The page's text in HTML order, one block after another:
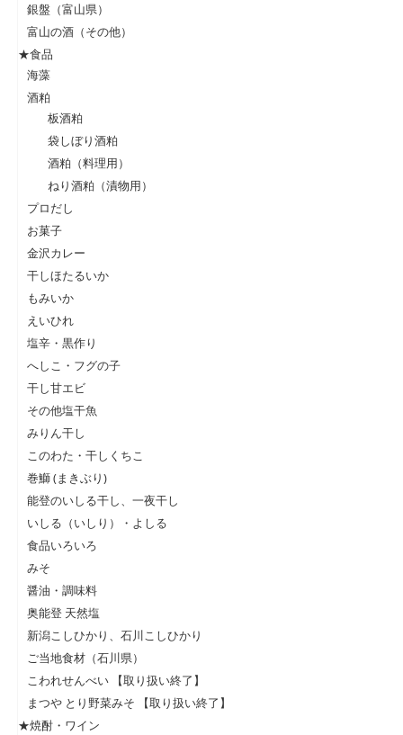
銀盤（富山県）
富山の酒（その他）
★食品
海藻
酒粕
板酒粕
袋しぼり酒粕
酒粕（料理用）
ねり酒粕（漬物用）
プロだし
お菓子
金沢カレー
干しほたるいか
もみいか
えいひれ
塩辛・黒作り
へしこ・フグの子
干し甘エビ
その他塩干魚
みりん干し
このわた・干しくちこ
巻鰤 (まきぶり)
能登のいしる干し、一夜干し
いしる（いしり）・よしる
食品いろいろ
みそ
醤油・調味料
奥能登 天然塩
新潟こしひかり、石川こしひかり
ご当地食材（石川県）
こわれせんべい 【取り扱い終了】
まつや とり野菜みそ 【取り扱い終了】
★焼酎・ワイン